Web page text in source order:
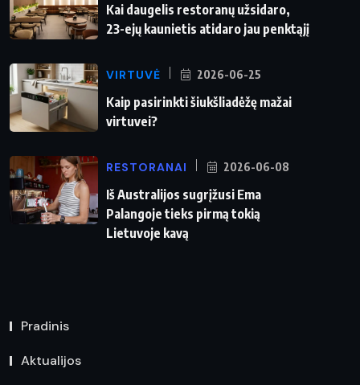
Kai daugelis restoranų užsidaro,
23-ejų kaunietis atidaro jau penktąjį
VIRTUVĖ 2026-06-25
Kaip pasirinkti šiukšliadėžę mažai
virtuvei?
RESTORANAI 2026-06-08
Iš Australijos sugrįžusi Ema
Palangoje tieks pirmą tokią
Lietuvoje kavą
Pradinis
Aktualijos